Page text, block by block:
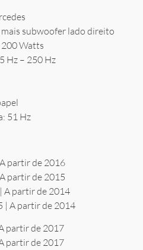
subwoofer lado direito
Watts
Hz – 250 Hz
51 Hz
partir de 2016
partir de 2015
A partir de 2014
| A partir de 2014
partir de 2017
partir de 2017